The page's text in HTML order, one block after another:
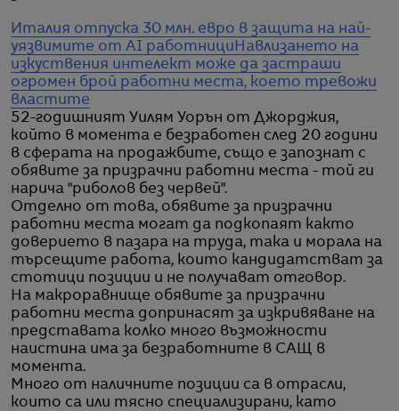
Италия отпуска 30 млн. евро в защита на най-
уязвимите от AI работници Навлизането на
изкуствения интелект може да застраши
огромен брой работни места, което тревожи
властите
52-годишният Уилям Уорън от Джорджия,
който в момента е безработен след 20 години
в сферата на продажбите, също е запознат с
обявите за призрачни работни места - той ги
нарича "риболов без червей".
Отделно от това, обявите за призрачни
работни места могат да подкопаят както
доверието в пазара на труда, така и морала на
търсещите работа, които кандидатстват за
стотици позиции и не получават отговор.
На макроравнище обявите за призрачни
работни места допринасят за изкривяване на
представата колко много възможности
наистина има за безработните в САЩ в
момента.
Много от наличните позиции са в отрасли,
които са или тясно специализирани, като